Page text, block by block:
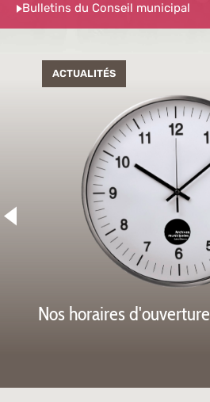
Bulletins du Conseil municipal
Nos horaires d'ouverture